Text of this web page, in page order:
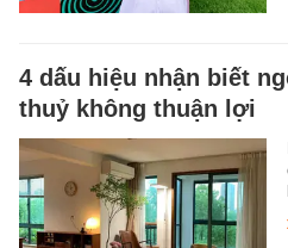
4 dấu hiệu nhận biết
thuỷ không thuận lợi